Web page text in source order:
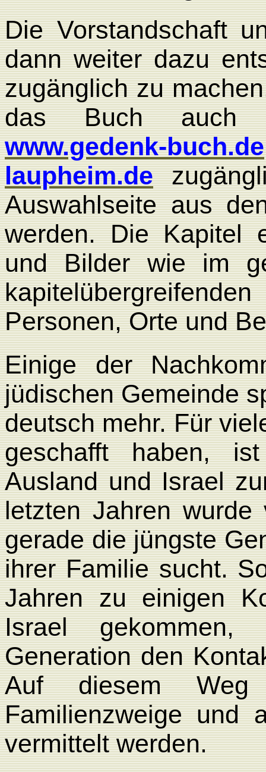
Die Vorstandschaft
dann weiter dazu
zugänglich zu
das Buch auch
www.gedenk-buch.de
laupheim.de
Auswahlseite aus
werden. Die Kapitel
und Bilder wie im
Personen, Orte und
Einige der
jüdischen Gemeinde
deutsch mehr. Für
geschafft haben,
Ausland und Israel
letzten Jahren wurde
gerade die jüngste
ihrer Familie sucht.
Jahren zu einigen
Israel
Generation den
Auf diesem Weg
Familienzweige und
vermittelt werden.